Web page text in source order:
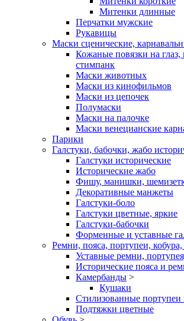
Митенки длинные
Перчатки мужские
Рукавицы
Маски сценические,
Кожаные повязки на глаз,
стимпанк
Маски животных
Маски из кинофильмов
Маски из цепочек
Полумаски
Маски на палочке
Маски венецианские
Парики
Галстуки, бабочки, жабо
Галстуки исторические
Исторические жабо
Фишу, манишки,
Декоративные манжеты
Галстуки-боло
Галстуки цветные, яркие
Галстуки-бабочки
Форменные и уставные
Ремни, пояса, портупеи,
Уставные ремни,
Исторические пояса и
Камербанды >
Кушаки
Стилизованные портупеи
Подтяжки цветные